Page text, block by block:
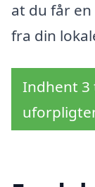
at du får
fra din
Indhent 3